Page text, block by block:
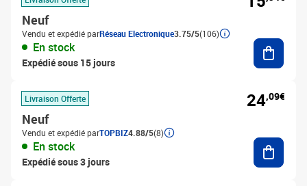
Neuf
Vendu et expédié parRéseau Electronique3.75/5(106)
En stock
Expédié sous 15 jours
Livraison Offerte
Neuf
Vendu et expédié parTOPBIZ4.88/5(8)
En stock
Expédié sous 3 jours
24,09€